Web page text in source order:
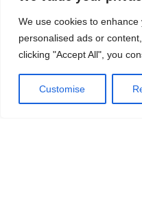
We use cookies to
personalised ads or
clicking "Accept All", you
Customise
[…] lại thì lại thiếu
thợ. Theo